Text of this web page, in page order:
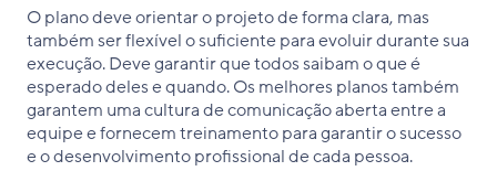
O plano deve orientar o projeto de forma clara, mas
também ser flexível o suficiente para evoluir durante sua
execução. Deve garantir que todos saibam o que é
esperado deles e quando. Os melhores planos também
garantem uma cultura de comunicação aberta entre a
equipe e fornecem treinamento para garantir o sucesso
e o desenvolvimento profissional de cada pessoa.